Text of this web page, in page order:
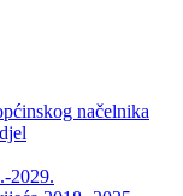
načelnika
2029.